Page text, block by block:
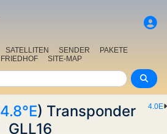
SATELLITEN SENDER
PAKETE
FRIEDHOF SITE-MAP
4.0E
4.8°E) Transponder
GLL16